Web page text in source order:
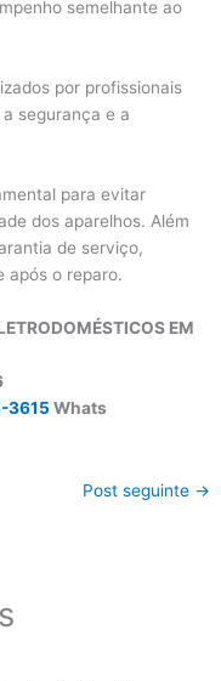
semelhante ao
por profissionais
segurança e a
para evitar
dos aparelhos. Além
de serviço,
após o reparo.
EM
3615 Whats
Post seguinte →